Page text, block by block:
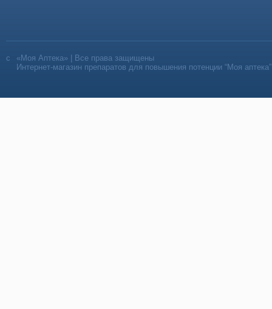
«Моя Аптека» | Все права защищены
Интернет-магазин препаратов для повышения потенции “Моя